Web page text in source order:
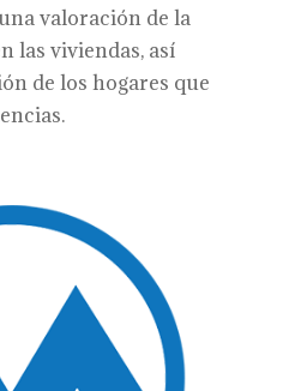
valoración de la
las viviendas, así
de los hogares que